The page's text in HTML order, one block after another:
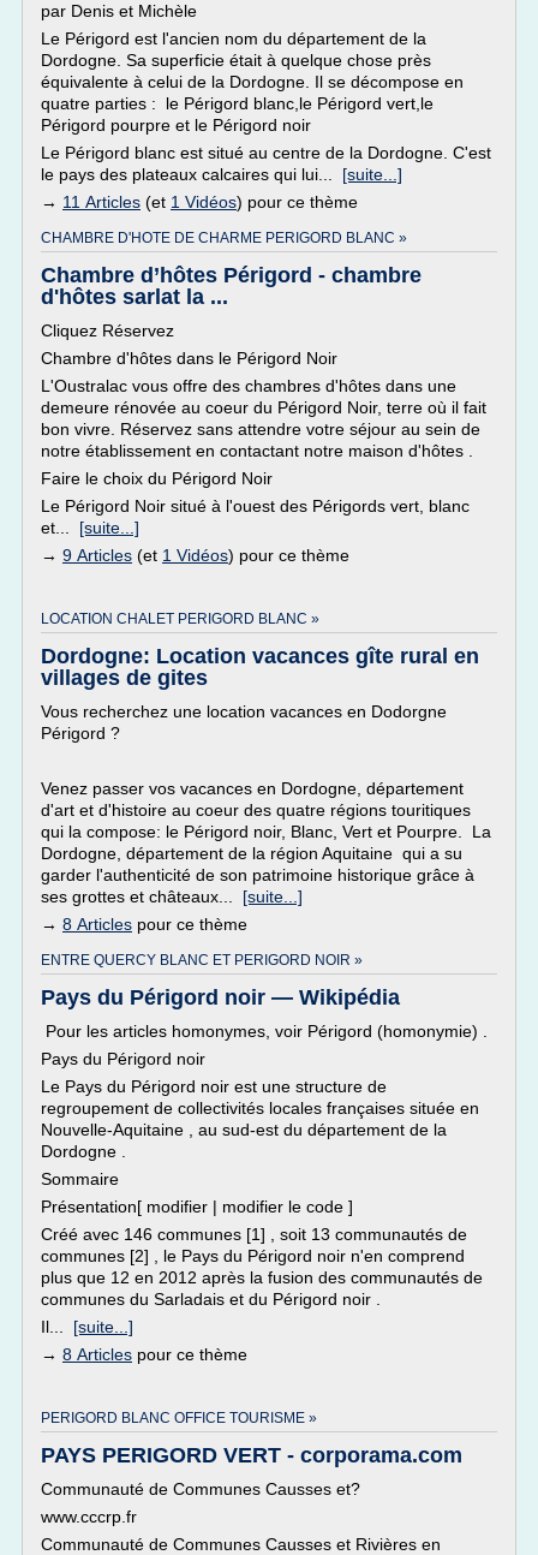
par Denis et Michèle
Le Périgord est l'ancien nom du département de la
Dordogne. Sa superficie était à quelque chose près
équivalente à celui de la Dordogne. Il se décompose en
quatre parties : le Périgord blanc,le Périgord vert,le
Périgord pourpre et le Périgord noir
Le Périgord blanc est situé au centre de la Dordogne. C'est
le pays des plateaux calcaires qui lui... [suite...]
→ 11 Articles (et 1 Vidéos) pour ce thème
CHAMBRE D'HOTE DE CHARME PERIGORD BLANC »
Chambre d’hôtes Périgord - chambre
d'hôtes sarlat la ...
Cliquez Réservez
Chambre d'hôtes dans le Périgord Noir
L'Oustralac vous offre des chambres d'hôtes dans une
demeure rénovée au coeur du Périgord Noir, terre où il fait
bon vivre. Réservez sans attendre votre séjour au sein de
notre établissement en contactant notre maison d'hôtes .
Faire le choix du Périgord Noir
Le Périgord Noir situé à l'ouest des Périgords vert, blanc
et... [suite...]
→ 9 Articles (et 1 Vidéos) pour ce thème
LOCATION CHALET PERIGORD BLANC »
Dordogne: Location vacances gîte rural en
villages de gites
Vous recherchez une location vacances en Dodorgne
Périgord ?
Venez passer vos vacances en Dordogne, département
d'art et d'histoire au coeur des quatre régions touritiques
qui la compose: le Périgord noir, Blanc, Vert et Pourpre. La
Dordogne, département de la région Aquitaine qui a su
garder l'authenticité de son patrimoine historique grâce à
ses grottes et châteaux... [suite...]
→ 8 Articles pour ce thème
ENTRE QUERCY BLANC ET PERIGORD NOIR »
Pays du Périgord noir — Wikipédia
Pour les articles homonymes, voir Périgord (homonymie) .
Pays du Périgord noir
Le Pays du Périgord noir est une structure de
regroupement de collectivités locales françaises située en
Nouvelle-Aquitaine , au sud-est du département de la
Dordogne .
Sommaire
Présentation[ modifier | modifier le code ]
Créé avec 146 communes [1] , soit 13 communautés de
communes [2] , le Pays du Périgord noir n'en comprend
plus que 12 en 2012 après la fusion des communautés de
communes du Sarladais et du Périgord noir .
Il... [suite...]
→ 8 Articles pour ce thème
PERIGORD BLANC OFFICE TOURISME »
PAYS PERIGORD VERT - corporama.com
Communauté de Communes Causses et?
www.cccrp.fr
Communauté de Communes Causses et Rivières en